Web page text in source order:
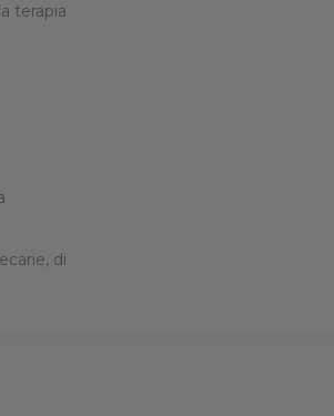
terapia
di